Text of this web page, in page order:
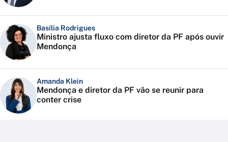
Basília Rodrigues
Ministro ajusta fluxo com diretor da PF após ouvir
Mendonça
Amanda Klein
Mendonça e diretor da PF vão se reunir para
conter crise